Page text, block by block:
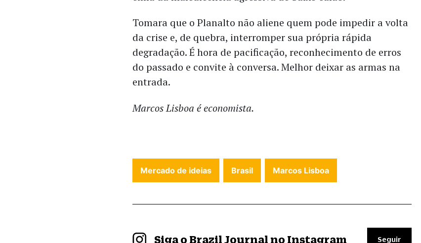
Tomara que o Planalto não aliene quem pode impedir a volta
da crise e, de quebra, interromper sua própria rápida
degradação. É hora de pacificação, reconhecimento de erros
do passado e convite à conversa. Melhor deixar as armas na
entrada.
Marcos Lisboa é economista.
Mercado de ideias Brasil Marcos Lisboa
Siga o Brazil Journal no Instagram Seguir